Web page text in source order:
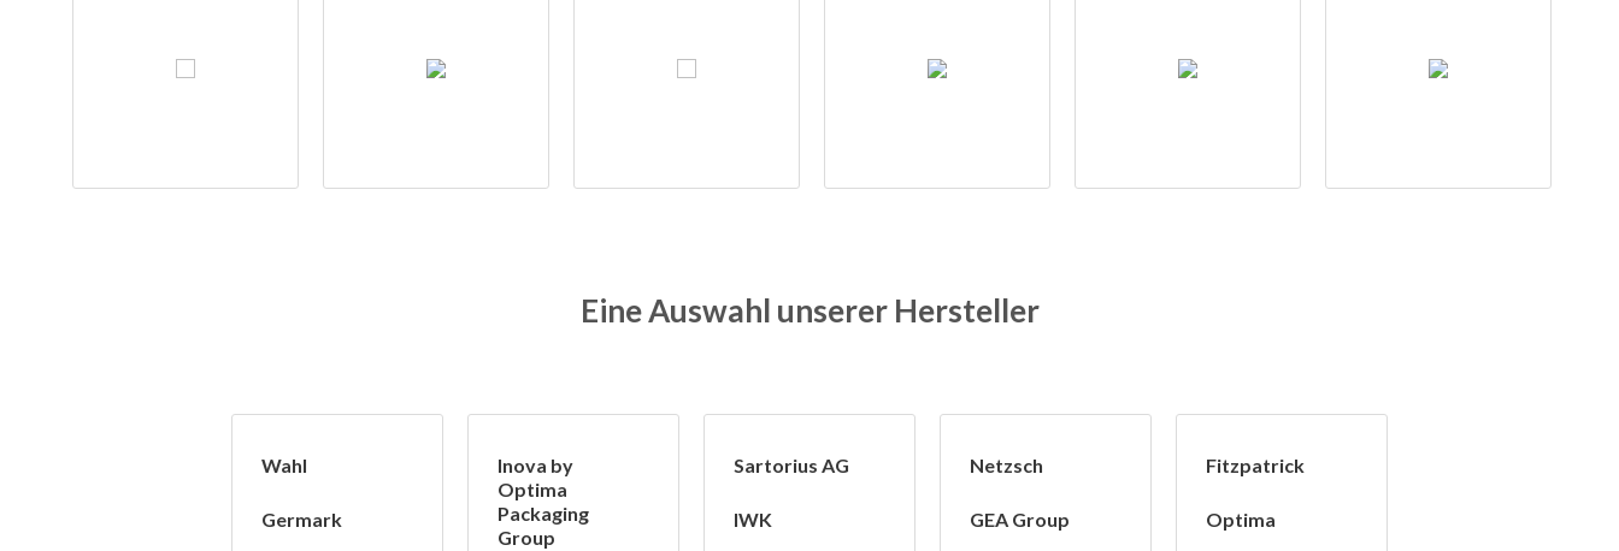
Eine Auswahl unserer Hersteller
Wahl
Germark
Inova by
Optima
Packaging
Group
Sartorius AG
IWK
Netzsch
GEA Group
Fitzpatrick
Optima